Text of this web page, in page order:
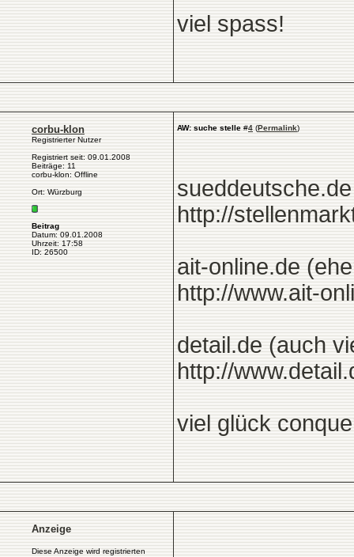
viel spass!
corbu-klon
Registrierter Nutzer
Registriert seit: 09.01.2008
Beiträge: 11
corbu-klon: Offline
Ort: Würzburg
Beitrag
Datum: 09.01.2008
Uhrzeit: 17:58
ID: 26500
AW: suche stelle #4 (Permalink)
http://
ait-online.de
http://www.ait-
detail.de (auch
http://
viel glück
Anzeige
Diese Anzeige wird registrierten